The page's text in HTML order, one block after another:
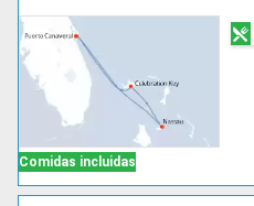
Comidas incluidas